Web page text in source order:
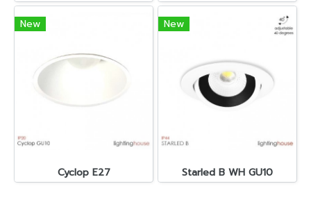
New
Cyclop E27
New
Starled B WH GU10